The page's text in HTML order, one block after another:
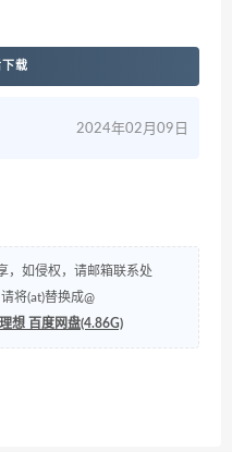
载
2024年02月09日
，如侵权，请邮箱联系处
将(at)替换成@
想 百度网盘(4.86G)